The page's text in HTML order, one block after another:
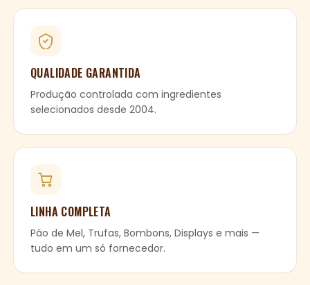
QUALIDADE GARANTIDA
Produção controlada com ingredientes
selecionados desde 2004.
LINHA COMPLETA
Pão de Mel, Trufas, Bombons, Displays e mais —
tudo em um só fornecedor.